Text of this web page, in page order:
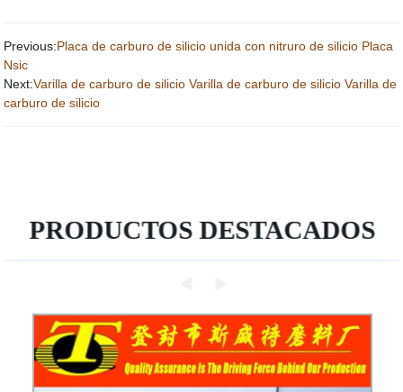
Previous:Placa de carburo de silicio unida con nitruro de silicio Placa
Nsic
Next:Varilla de carburo de silicio Varilla de carburo de silicio Varilla de
carburo de silicio
PRODUCTOS DESTACADOS